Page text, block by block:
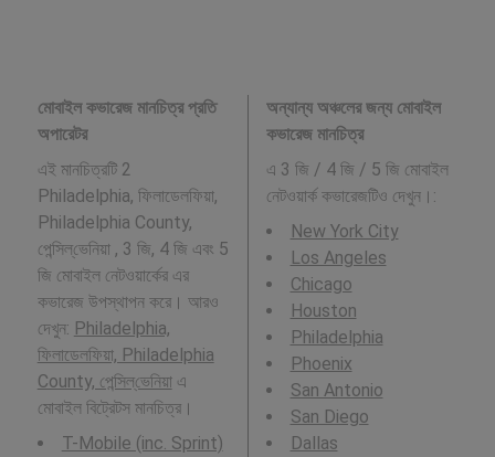
মোবাইল কভারেজ মানচিত্র প্রতি
অপারেটর
এই মানচিত্রটি 2
Philadelphia, ফিলাডেলফিয়া,
Philadelphia County,
পেন্সিল্‌ভেনিয়া , 3 জি, 4 জি এবং 5
জি মোবাইল নেটওয়ার্কের এর
কভারেজ উপস্থাপন করে। আরও
দেখুন: Philadelphia,
ফিলাডেলফিয়া, Philadelphia
County, পেন্সিল্‌ভেনিয়াএ
মোবাইল বিট্রেটস মানচিত্র।
T-Mobile (inc. Sprint)
অন্যান্য অঞ্চলের জন্য মোবাইল
কভারেজ মানচিত্র
এ 3 জি / 4 জি / 5 জি মোবাইল
নেটওয়ার্ক কভারেজটিও দেখুন।:
New York City
Los Angeles
Chicago
Houston
Philadelphia
Phoenix
San Antonio
San Diego
Dallas